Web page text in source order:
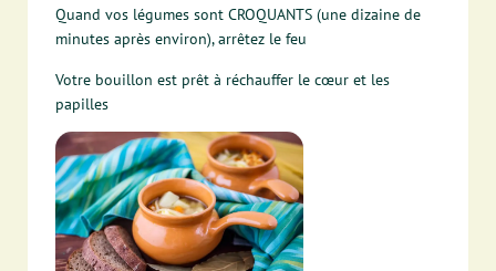
Quand vos légumes sont CROQUANTS (une dizaine de
minutes après environ), arrêtez le feu
Votre bouillon est prêt à réchauffer le cœur et les
papilles